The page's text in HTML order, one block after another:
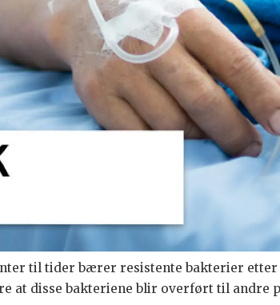
til tider bærer resistente bakterier
at disse bakteriene blir overført til andre